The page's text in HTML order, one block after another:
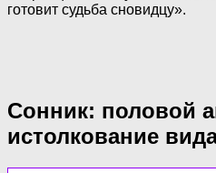
готовит судьба сновидцу».
Сонник: половой
истолкование